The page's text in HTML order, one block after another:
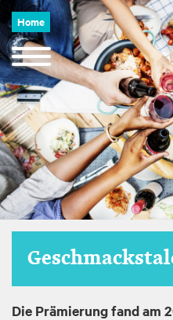
Direkt
zum
Inhalt
Navigation
öffnen
und
schließen
Home
Image
Die Prämierung fand am